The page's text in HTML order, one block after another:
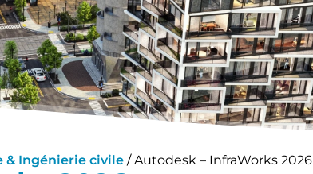
& Ingénierie civile / Autodesk – InfraWorks 2026